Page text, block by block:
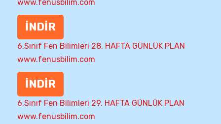
www.fenusbilim.com
İNDİR
6.Sınıf Fen Bilimleri 28. HAFTA GÜNLÜK PLAN
www.fenusbilim.com
İNDİR
6.Sınıf Fen Bilimleri 29. HAFTA GÜNLÜK PLAN
www.fenusbilim.com